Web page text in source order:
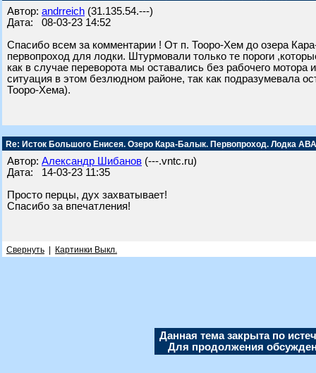
Автор: andrreich (31.135.54.---)
Дата: 08-03-23 14:52
Спасибо всем за комментарии ! От п. Тооро-Хем до озера
первопроход для лодки. Штурмовали только те пороги
как в случае переворота мы оставались без рабочего
ситуация в этом безлюдном районе, так как подразумевала
Тооро-Хема).
Re: Исток Большого Енисея. Озеро Кара-Балык. Первопроход. Лодка
Автор: Александр Шибанов (---.vntc.ru)
Дата: 14-03-23 11:35
Просто перцы, дух захватывает!
Спасибо за впечатления!
Свернуть Картинки Выкл.
Данная тема закрыта по
Для продолжения